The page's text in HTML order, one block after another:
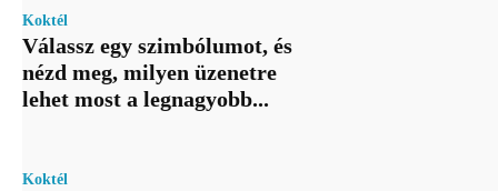
Koktél
Válassz egy szimbólumot, és
nézd meg, milyen üzenetre
lehet most a legnagyobb...
Koktél